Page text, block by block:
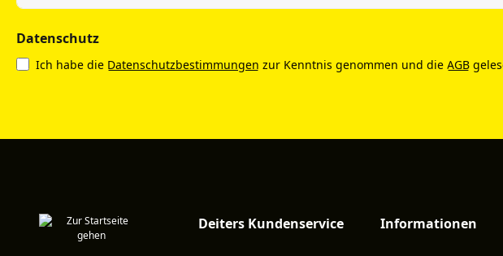
Datenschutz
Ich habe die Datenschutzbestimmungen zur Kenntnis genommen und die AGB
Deiters Kundenservice Informationen